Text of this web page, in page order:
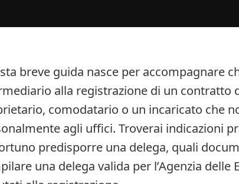
breve guida nasce per accompagnare
alla registrazione di un contratto
comodatario o un incaricato che
agli uffici. Troverai indicazioni
predisporre una delega, quali
una delega valida per l’Agenzia delle